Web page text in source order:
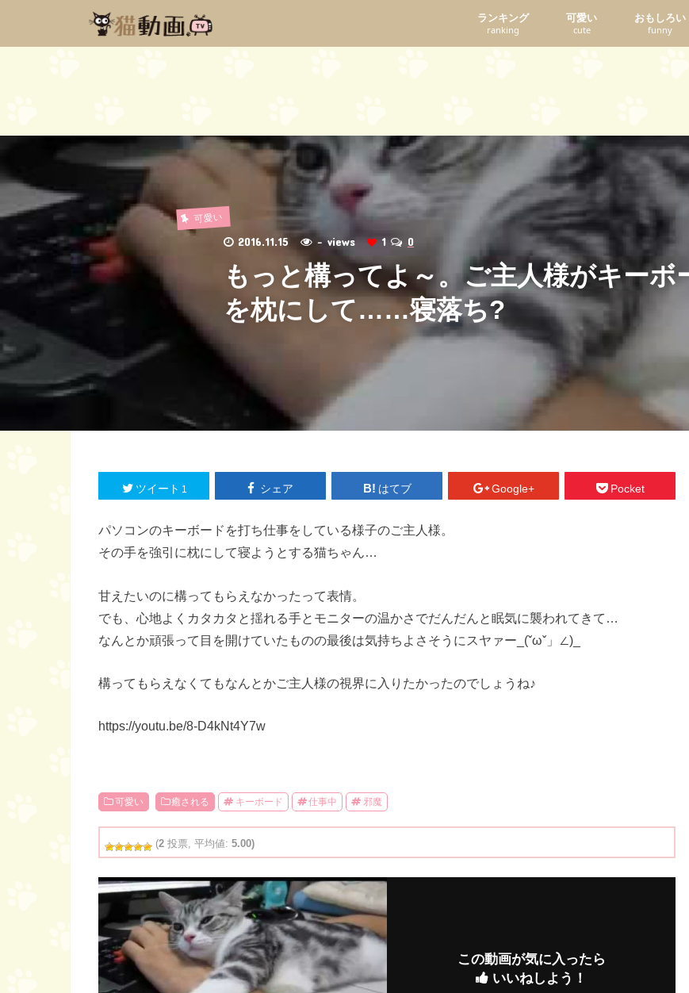
ランキング
ranking
可愛い
cute
おもしろい
funny
可愛い
2016.11.15 - views 1 0
もっと構ってよ～。ご主人様がキーボ
を枕にして……寝落ち?
ツイート 1 シェア はてブ Google+ Pocket
パソコンのキーボードを打ち仕事をしている様子のご主人様。
その手を強引に枕にして寝ようとする猫ちゃん…
甘えたいのに構ってもらえなかったって表情。
でも、心地よくカタカタと揺れる手とモニターの温かさでだんだんと眠気に襲われてきて…
なんとか頑張って目を開けていたものの最後は気持ちよさそうにスヤァー_(ˇωˇ」∠)_
構ってもらえなくてもなんとかご主人様の視界に入りたかったのでしょうね♪
https://youtu.be/8-D4kNt4Y7w
可愛い 癒される キーボード 仕事中 邪魔
(2 投票, 平均値: 5.00)
この動画が気に入ったら
いいねしよう！